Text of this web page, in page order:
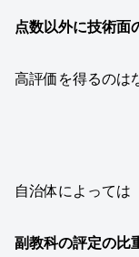
点数以外に技術面
高評価を得るのは
自治体によっては
副教科の評定の比